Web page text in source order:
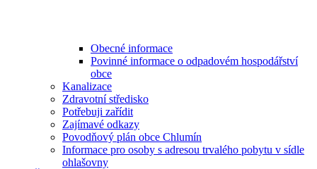
Obecné informace
Povinné informace o odpadovém hospodářství
obce
Kanalizace
Zdravotní středisko
Potřebuji zařídit
Zajímavé odkazy
Povodňový plán obce Chlumín
Informace pro osoby s adresou trvalého pobytu v sídle
ohlašovny